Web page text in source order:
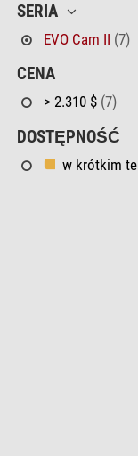
SERIA
EVO Cam II (7)
CENA
> 2.310 $ (7)
DOSTĘPNOŚĆ
w krótkim